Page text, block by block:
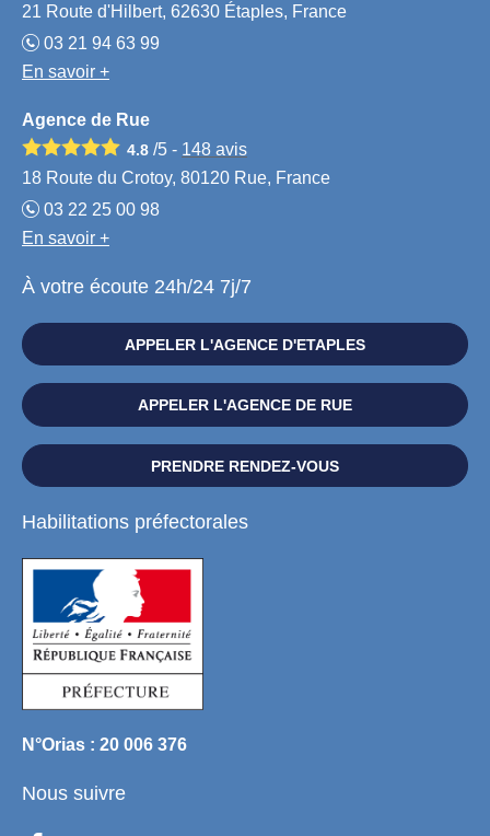
21 Route d'Hilbert, 62630 Étaples, France
03 21 94 63 99
En savoir +
Agence de Rue
4.8 /5 - 148 avis
18 Route du Crotoy, 80120 Rue, France
03 22 25 00 98
En savoir +
À votre écoute 24h/24 7j/7
APPELER L'AGENCE D'ETAPLES
APPELER L'AGENCE DE RUE
PRENDRE RENDEZ-VOUS
Habilitations préfectorales
N°Orias : 20 006 376
Nous suivre